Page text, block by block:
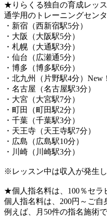
★りらくる独自の育成レッ
通学用のトレーニングセン
・新宿（西新宿駅5分）
・大阪（大阪駅5分）
・札幌（大通駅3分）
・仙台（広瀬通5分）
・博多（博多駅6分）
・北九州（片野駅4分）New！
・名古屋（名古屋駅3分）
・大宮（大宮駅7分）
・町田（町田駅2分）
・千葉（千葉駅3分）
・天王寺（天王寺駅7分）
・広島（広島駅10分）
・川崎（川崎駅3分）
※レッスン中は収入が発生
★個人指名料は、100％セラ
個人指名料は、200円～ご自
例えば、月50件の指名施術